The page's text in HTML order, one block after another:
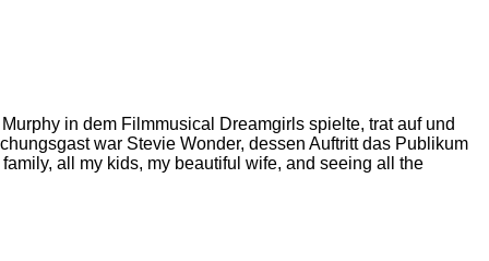
in dem Filmmusical Dreamgirls spielte, trat auf und
war Stevie Wonder, dessen Auftritt das Publikum
all my kids, my beautiful wife, and seeing all the